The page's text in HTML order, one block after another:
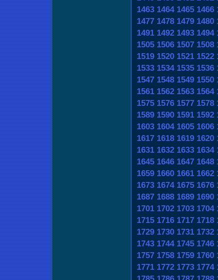
1463 1464 1465 1466
1477 1478 1479 1480
1491 1492 1493 1494
1505 1506 1507 1508
1519 1520 1521 1522
1533 1534 1535 1536
1547 1548 1549 1550
1561 1562 1563 1564
1575 1576 1577 1578
1589 1590 1591 1592
1603 1604 1605 1606
1617 1618 1619 1620
1631 1632 1633 1634
1645 1646 1647 1648
1659 1660 1661 1662
1673 1674 1675 1676
1687 1688 1689 1690
1701 1702 1703 1704
1715 1716 1717 1718
1729 1730 1731 1732
1743 1744 1745 1746
1757 1758 1759 1760
1771 1772 1773 1774